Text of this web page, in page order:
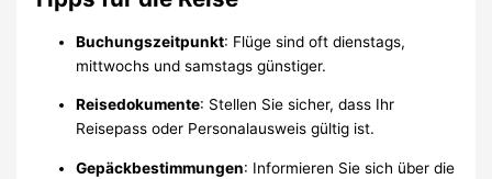
Buchungszeitpunkt: Flüge sind oft dienstags,
mittwochs und samstags günstiger.
Reisedokumente: Stellen Sie sicher, dass Ihr
Reisepass oder Personalausweis gültig ist.
Gepäckbestimmungen: Informieren Sie sich über die